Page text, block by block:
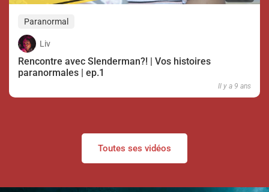
Paranormal
Liv
Rencontre avec Slenderman?! | Vos histoires
paranormales | ep.1
Il y a 9 ans
Toutes ses vidéos